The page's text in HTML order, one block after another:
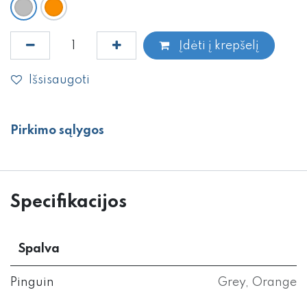
Įdėti į krepšelį
Išsisaugoti
Pirkimo sąlygos
Specifikacijos
Spalva
Pinguin
Grey, Orange